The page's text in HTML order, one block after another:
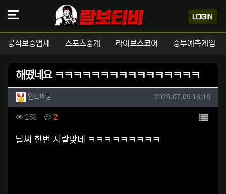
공식보증업체 스포츠중계 라이브스코어 승부예측게임
해떴네요 ㅋㅋㅋㅋㅋㅋㅋㅋㅋㅋㅋㅋㅋㅋㅋㅋ
작성자 정보
인터메롱작성 작성일
2026.07.09 16:16
컨텐츠 정보
258조회 2댓글 목록
본문
날씨 한번 지랄맞네 ㅋㅋㅋㅋㅋㅋㅋㅋㅋ